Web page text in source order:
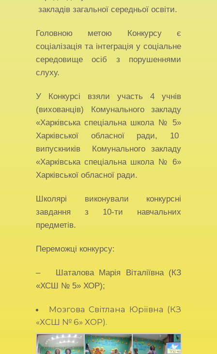
закладів загальної середньої освіти.
Головною метою Конкурсу є
соціалізація та інтеграція у соціальне
середовище осіб з порушеннями
слуху.
У Конкурсі взяли участь 4 учнів
(вихованців) Комунального закладу
«Харківська спеціальна школа № 5»
Харківської обласної ради, 10
випускників Комунального закладу
«Харківська спеціальна школа № 6»
Харківської обласної ради.
Школярі виконували конкурсні
завдання з 10-ти навчальних
предметів.
Переможці конкурсу:
– Шаталова Марія Віталіївна (КЗ
«ХСШ № 5» ХОР);
Мозгова Світлана Юріївна (КЗ
«ХСШ № 6» ХОР).